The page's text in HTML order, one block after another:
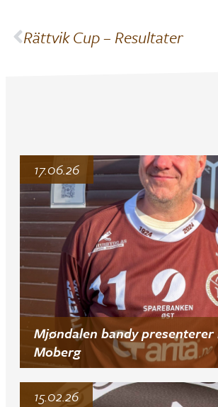
Rättvik Cup – Resultater
Mjøndalen bandy
Moberg
17.06.26
15.02.26